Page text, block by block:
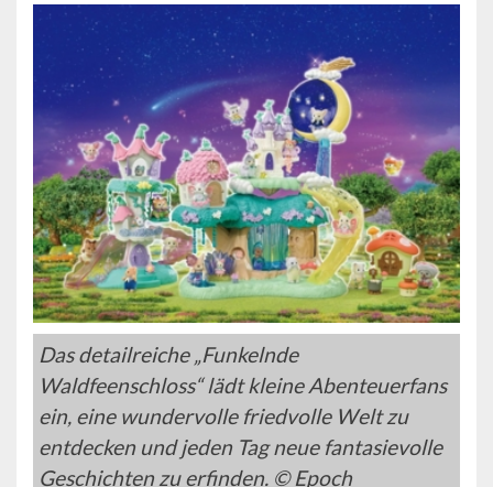
Das detailreiche „Funkelnde
Waldfeenschloss“ lädt kleine Abenteuerfans
ein, eine wundervolle friedvolle Welt zu
entdecken und jeden Tag neue fantasievolle
Geschichten zu erfinden. © Epoch